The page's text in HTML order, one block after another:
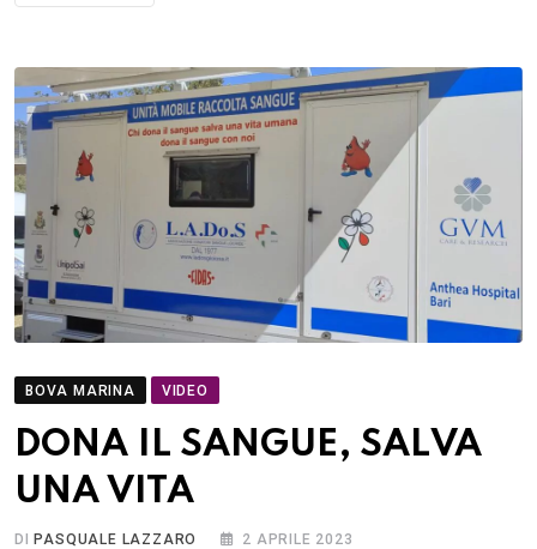
BOVA MARINA VIDEO
DONA IL SANGUE, SALVA
UNA VITA
DI PASQUALE LAZZARO 2 APRILE 2023